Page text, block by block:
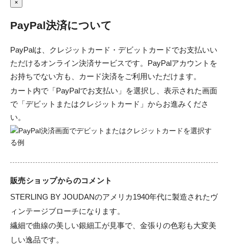
PayPal決済について
PayPalは、クレジットカード・デビットカードでお支払いい
ただけるオンライン決済サービスです。PayPalアカウントを
お持ちでない方も、カード決済をご利用いただけます。
カート内で「PayPalでお支払い」を選択し、表示された画面
で「デビットまたはクレジットカード」からお進みくださ
い。
販売ショップからのコメント
STERLING BY JOUDANのアメリカ1940年代に製造されたヴ
ィンテージブローチになります。
繊細で曲線の美しい銀細工が見事で、金張りの色彩も大変美
しい逸品です。